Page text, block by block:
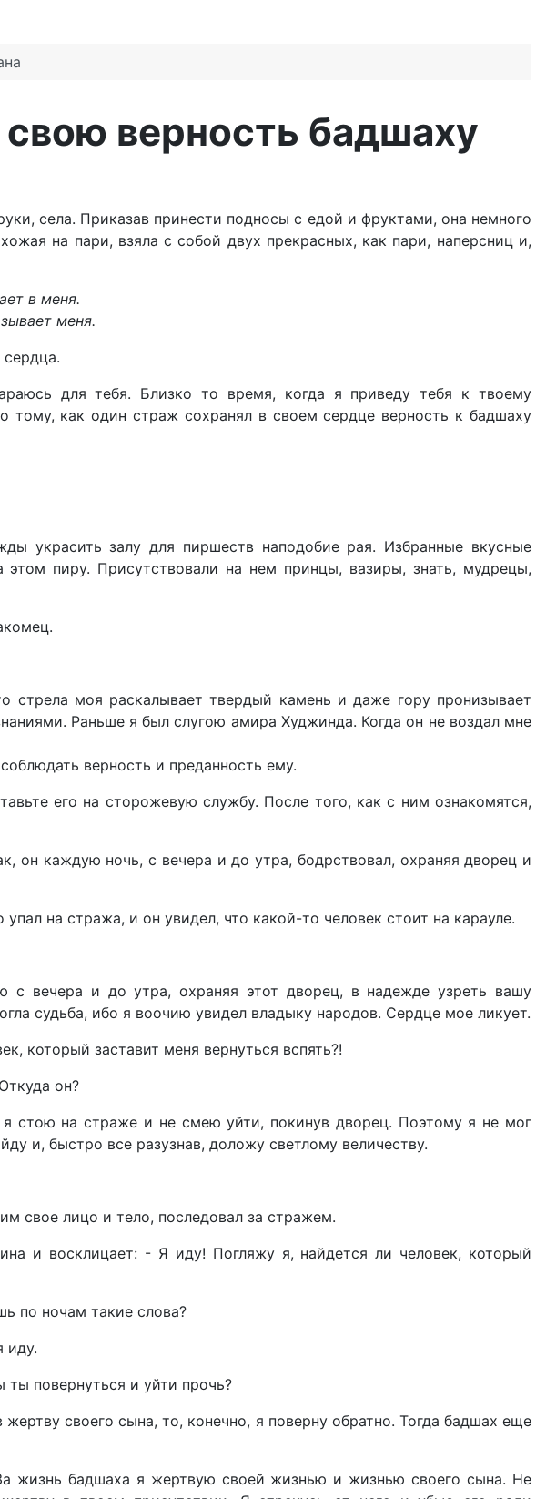
верность бадшаху
села. Приказав принести подносы с едой и фруктами, она немного
на пари, взяла с собой двух прекрасных, как пари, наперсниц и,
в меня.
меня.
для тебя. Близко то время, когда я приведу тебя к твоему
как один страж сохранял в своем сердце верность к бадшаху
украсить залу для пиршеств наподобие рая. Избранные вкусные
пиру. Присутствовали на нем принцы, вазиры, знать, мудрецы,
стрела моя раскалывает твердый камень и даже гору пронизывает
Раньше я был слугою амира Худжинда. Когда он не воздал мне
верность и преданность ему.
его на сторожевую службу. После того, как с ним ознакомятся,
он каждую ночь, с вечера и до утра, бодрствовал, охраняя дворец и
на стража, и он увидел, что какой-то человек стоит на карауле.
вечера и до утра, охраняя этот дворец, в надежде узреть вашу
судьба, ибо я воочию увидел владыку народов. Сердце мое ликует.
который заставит меня вернуться вспять?!
он?
стою на страже и не смею уйти, покинув дворец. Поэтому я не мог
и, быстро все разузнав, доложу светлому величеству.
свое лицо и тело, последовал за стражем.
и восклицает: - Я иду! Погляжу я, найдется ли человек, который
по ночам такие слова?
иду.
повернуться и уйти прочь?
своего сына, то, конечно, я поверну обратно. Тогда бадшах еще
жизнь бадшаха я жертвую своей жизнью и жизнью своего сына. Не